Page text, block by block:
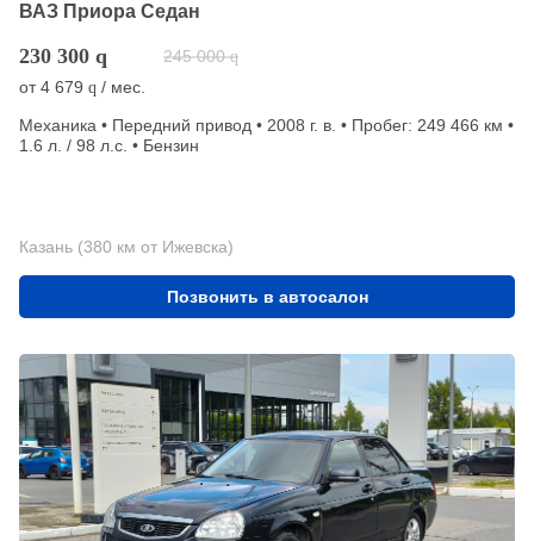
ВАЗ Приора Седан
230 300 q 245 000 q
от4 679 q / мес.
Механика • Передний привод • 2008 г. в. • Пробег: 249 466 км •
1.6 л. / 98 л.с. • Бензин
Казань (380 км от Ижевска)
Позвонить в автосалон